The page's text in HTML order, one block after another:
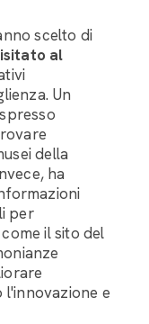
scelto di
al
Un
della
ha
per
il sito del
e